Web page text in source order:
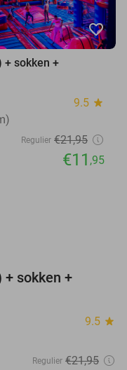
favorite_border
+ sokken +
9.5 star
Regulier €21,95
€11 ,95
+ sokken +
9.5 star
Regulier €21,95